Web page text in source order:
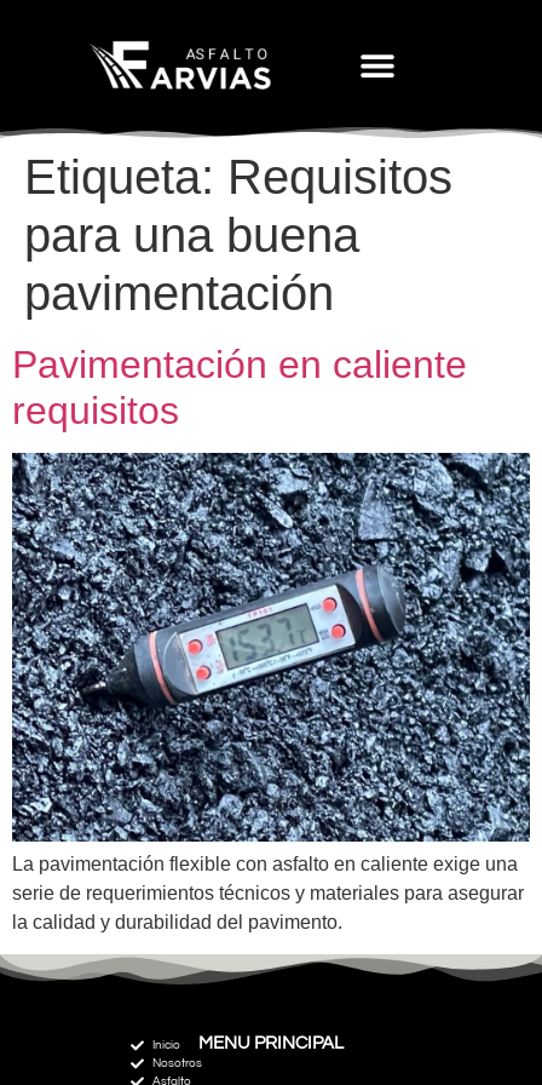
Etiqueta: Requisitos
para una buena
pavimentación
Pavimentación en caliente
requisitos
La pavimentación flexible con asfalto en caliente exige una
serie de requerimientos técnicos y materiales para asegurar
la calidad y durabilidad del pavimento.
MENU PRINCIPAL
Inicio
Nosotros
Asfalto